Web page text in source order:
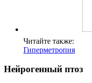
Читайте также:
Гиперметропия
Нейрогенный птоз